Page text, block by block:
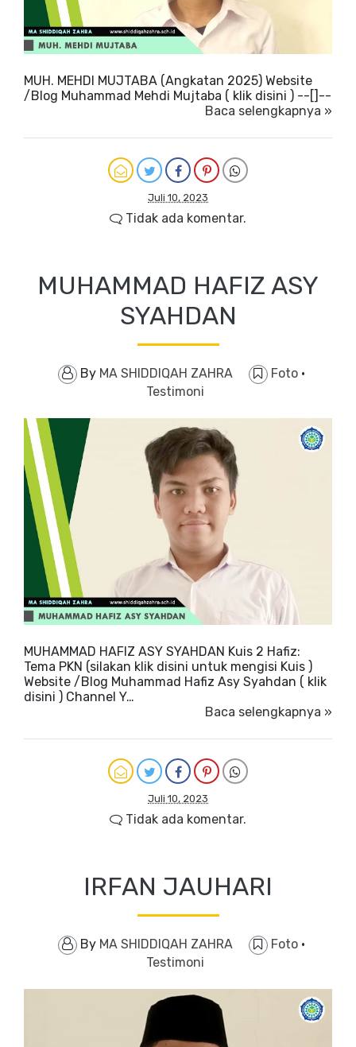
MUH. MEHDI MUJTABA (Angkatan 2025) Website
/Blog Muhammad Mehdi Mujtaba ( klik disini ) --[]--
Baca selengkapnya »
Juli 10, 2023
Tidak ada komentar.
MUHAMMAD HAFIZ ASY
SYAHDAN
By MA SHIDDIQAH ZAHRA Foto ·
Testimoni
MUHAMMAD HAFIZ ASY SYAHDAN Kuis 2 Hafiz:
Tema PKN (silakan klik disini untuk mengisi Kuis )
Website /Blog Muhammad Hafiz Asy Syahdan ( klik
disini ) Channel Y…
Baca selengkapnya »
Juli 10, 2023
Tidak ada komentar.
IRFAN JAUHARI
By MA SHIDDIQAH ZAHRA Foto ·
Testimoni